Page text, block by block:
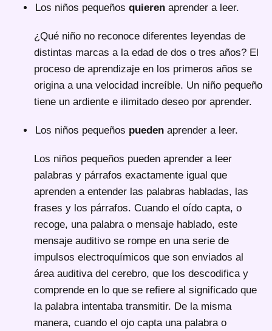
Los niños pequeños quieren aprender a leer.
¿Qué niño no reconoce diferentes leyendas de
distintas marcas a la edad de dos o tres años? El
proceso de aprendizaje en los primeros años se
origina a una velocidad increíble. Un niño pequeño
tiene un ardiente e ilimitado deseo por aprender.
Los niños pequeños pueden aprender a leer.
Los niños pequeños pueden aprender a leer
palabras y párrafos exactamente igual que
aprenden a entender las palabras habladas, las
frases y los párrafos. Cuando el oído capta, o
recoge, una palabra o mensaje hablado, este
mensaje auditivo se rompe en una serie de
impulsos electroquímicos que son enviados al
área auditiva del cerebro, que los descodifica y
comprende en lo que se refiere al significado que
la palabra intentaba transmitir. De la misma
manera, cuando el ojo capta una palabra o